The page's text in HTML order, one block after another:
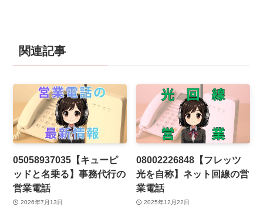
関連記事
05058937035【キューピ
ッドと名乗る】事務代行の
営業電話
2026年7月13日
08002226848【フレッツ
光を自称】ネット回線の営
業電話
2025年12月22日